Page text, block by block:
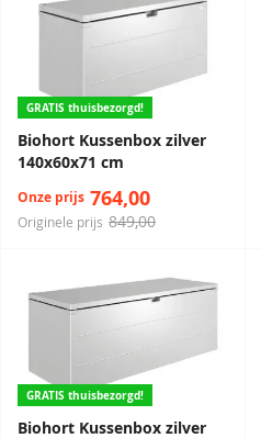
GRATIS thuisbezorgd!
Biohort Kussenbox zilver
140x60x71 cm
Originele prijs 849,00
Onze prijs 764,00
GRATIS thuisbezorgd!
Biohort Kussenbox zilver